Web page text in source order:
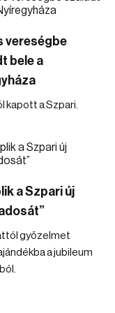
vereségbe
bele a
kapott a Szpari.
a Szpari új
győzelmet
a jubileum